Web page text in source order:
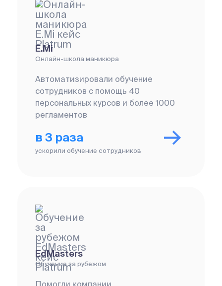
E.Mi
Онлайн-школа маникюра
Автоматизировали обучение
сотрудников с помощь 40
персональных курсов и более 1000
регламентов
в 3 раза
ускорили обучение сотрудников
EdMasters
Обучение за рубежом
Помогли компании